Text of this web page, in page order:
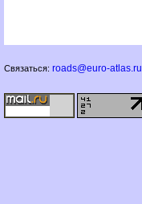
Связаться: roads@euro-atlas.ru